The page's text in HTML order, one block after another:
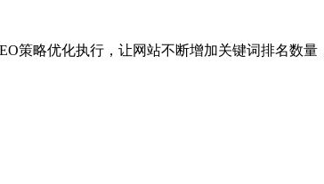
策略优化执行，让网站不断增加关键词排名数量